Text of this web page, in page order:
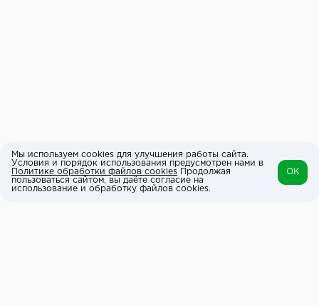
Мы используем cookies для улучшения работы сайта.
Условия и порядок использования предусмотрен нами в
Политике обработки файлов cookies Продолжая
пользоваться сайтом, вы даёте согласие на
использование и обработку файлов cookies.
OK